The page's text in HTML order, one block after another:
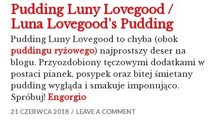
Pudding Luny Lovegood /
Luna Lovegood’s Pudding
Pudding Luny Lovegood to chyba (obok
puddingu ryżowego) najprostszy deser na
blogu. Przyozdobiony tęczowymi dodatkami w
postaci pianek, posypek oraz bitej śmietany
pudding wygląda i smakuje imponująco.
Spróbuj!Engorgio„Pudding Luny Lovegood /
21 CZERWCA 2018 LEAVE A COMMENT